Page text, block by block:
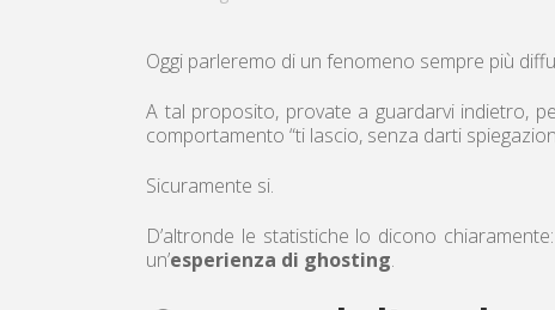
Oggi parleremo di un fenomeno sempre più
A tal proposito, provate a guardarvi indietro,
comportamento “ti lascio, senza darti
Sicuramente si.
D’altronde le statistiche lo dicono
un’esperienza di ghosting.